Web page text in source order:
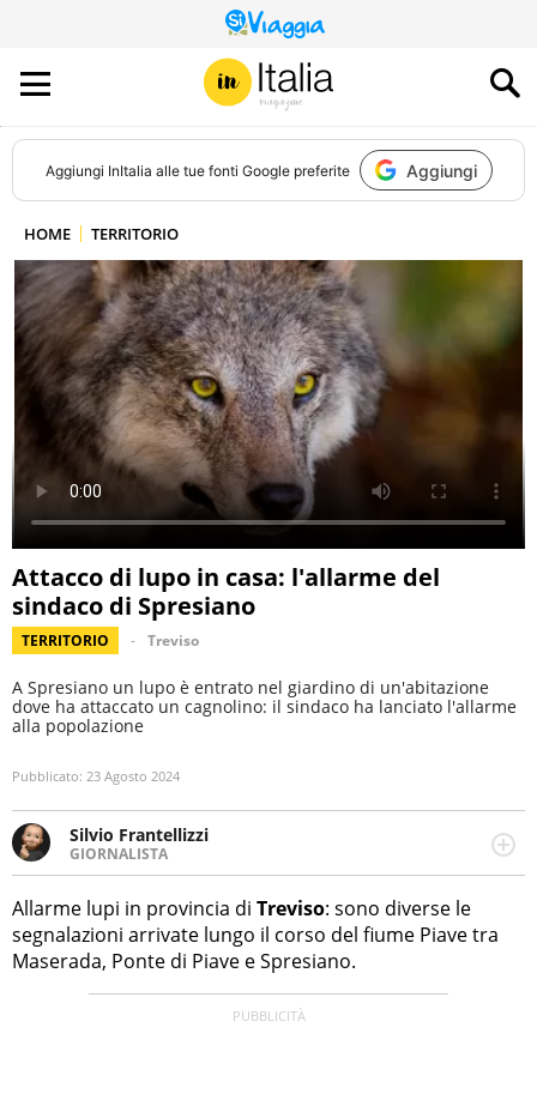
QUESTO
SITO
CONTRIBUISCE
ALL’AUDIENCE
DI
Aggiungi InItalia alle tue fonti Google preferite Aggiungi
HOME TERRITORIO
Attacco di lupo in casa: l'allarme del
sindaco di Spresiano
TERRITORIO Treviso
A Spresiano un lupo è entrato nel giardino di un'abitazione
dove ha attaccato un cagnolino: il sindaco ha lanciato l'allarme
alla popolazione
Pubblicato: 23 Agosto 2024
Silvio Frantellizzi
GIORNALISTA
Giornalista pubblicista. Da oltre dieci anni si occupa di
informazione sul web, scrivendo di sport, attualità,
cronaca, motori, spettacolo e videogame.
Allarme lupi in provincia di Treviso: sono diverse le
segnalazioni arrivate lungo il corso del fiume Piave tra
Maserada, Ponte di Piave e Spresiano.